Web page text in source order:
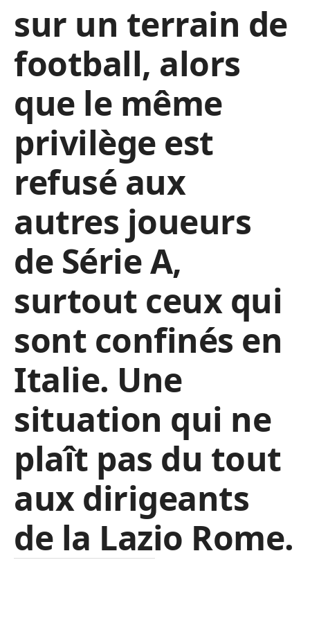
sur un terrain de
football, alors
que le même
privilège est
refusé aux
autres joueurs
de Série A,
surtout ceux qui
sont confinés en
Italie. Une
situation qui ne
plaît pas du tout
aux dirigeants
de la Lazio Rome.